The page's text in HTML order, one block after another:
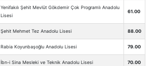
Yenifakılı Şehit Mevlüt Gökdemir Çok Programlı Anadolu
Lisesi
61.00
Şehit Mehmet Tez Anadolu Lisesi 88.00
Rabia Koyunbaşoğlu Anadolu Lisesi 79.00
İbn-i Sina Mesleki ve Teknik Anadolu Lisesi 70.00